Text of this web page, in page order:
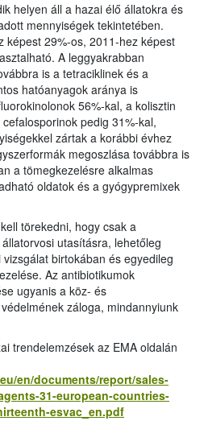
helyen áll a hazai élő állatokra és
mennyiségek tekintetében.
képest 29%-os, 2011-hez képest
A leggyakrabban
is a tetraciklinek és a
hatóanyagok aránya is
56%-kal, a kolisztin
pedig 31%-kal,
zártak a korábbi évhez
megoszlása továbbra is
a tömegkezelésre alkalmas
oldatok és a gyógypremixek
törekedni, hogy csak a
utasításra, lehetőleg
birtokában és egyedileg
Az antibiotikumok
ugyanis a köz- és
záloga, mindannyiunk
trendelemzések az EMA oldalán
en/documents/report/sales-
31-european-countries-
esvac_en.pdf